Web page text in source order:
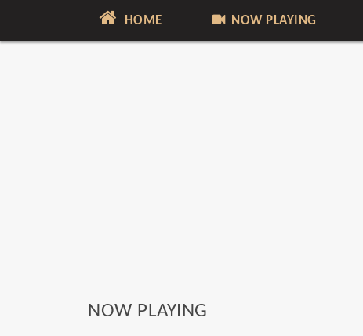
HOME NOW PLAYING
NOW PLAYING